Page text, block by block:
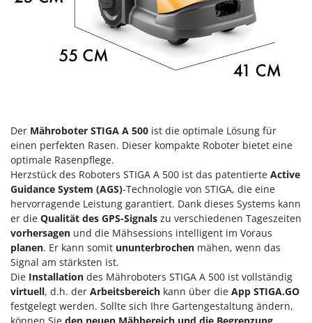
Klimaanlagen – Klimageräte
Knetmaschinen
Knochensägen
Kompressoren - elektrisch
Küchenreiben - elektrisch
Kükenaufzuchtboxen
L
Laderampe aus Aluminium
Laubsauger - Laubbläser
Laubsauger auf Rädern
Luftentfeuchter
Luftkühler
M
Mähroboter
EcoFlow
Elegen
Energy Gruppi
Enotecnica Pillan
Eschenfelder
EuroMech
Eurosystems
F
FAC
Fama Industrie
Der Mähroboter STIGA A 500 ist die optimale Lösung für
einen perfekten Rasen. Dieser kompakte Roboter bietet eine
optimale Rasenpflege.
Herzstück des Roboters STIGA A 500 ist das patentierte Active
Guidance System (AGS)-Technologie von STIGA, die eine
hervorragende Leistung garantiert. Dank dieses Systems kann
er die Qualität des GPS-Signals zu verschiedenen Tageszeiten
vorhersagen und die Mähsessions intelligent im Voraus
planen. Er kann somit ununterbrochen mähen, wenn das
Signal am stärksten ist.
Die Installation des Mähroboters STIGA A 500 ist vollständig
virtuell, d.h. der Arbeitsbereich kann über die App STIGA.GO
festgelegt werden. Sollte sich Ihre Gartengestaltung ändern,